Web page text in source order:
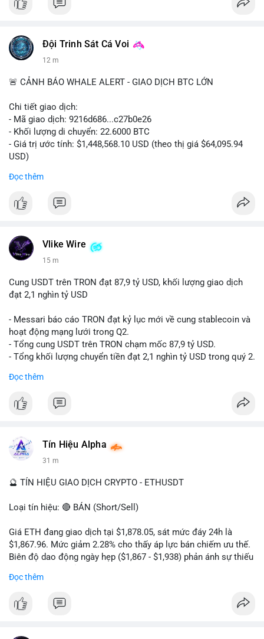
trong xe.
điểm nhé!Đội Trinh Sát Cá Voi
12 m
🚨 CẢNH BÁO WHALE ALERT - GIAO DỊCH BTC LỚN
Chi tiết giao dịch:
- Mã giao dịch: 9216d686...c27b0e26
- Khối lượng di chuyển: 22.6000 BTC
- Giá trị ước tính: $1,448,568.10 USD (theo thị giá $64,095.94
USD)
trong một lần duy nhất, tần suất khớp lệnh nhanh và không có
trung bình, khả năng cao đây là lệnh chuyển lên sàn để chuẩn
bị bán hoặc thực hiện chiến lược thanh khoản ngắn hạn. Dòng
nhà đầu tư nhỏ lẻ thận trọng hơn trong phiên giao dịch châu Á.
trong 24 giờ tới. Nếu xuất hiện thêm nhiều giao dịch tương tự
đổ vào sàn, cần cân nhắc giảm vị thế đòn bẩy. Ngược lại, nếu
dòng tiền này chỉ dừng lại, thị trường có thể sớm ổn định trở
lại.
#22.6BTC
Đọc thêm
Vlike Wire
15 m
Cung USDT trên TRON đạt 87,9 tỷ USD, khối lượng giao dịch
đạt 2,1 nghìn tỷ USD
- Messari báo cáo TRON đạt kỷ lục mới về cung stablecoin và
hoạt động mạng lưới trong Q2.
- Tổng cung USDT trên TRON chạm mốc 87,9 tỷ USD.
- Tổng khối lượng chuyển tiền đạt 2,1 nghìn tỷ USD trong quý 2.
hướng giảm.
#tron #usdt #messari
#vlikevn #titanbot
📰 Nguồn: Cointelegraph
Đọc thêm
Tín Hiệu Alpha
31 m
🔮 TÍN HIỆU GIAO DỊCH CRYPTO - ETHUSDT
Loại tín hiệu: 🔴 BÁN (Short/Sell)
Giá ETH đang giao dịch tại $1,878.05, sát mức đáy 24h là
$1,867.96. Mức giảm 2.28% cho thấy áp lực bán chiếm ưu thế.
Biên độ dao động ngày hẹp ($1,867 - $1,938) phản ánh sự thiếu
dòng tiền đang rút khỏi thị trường, xác nhận xu hướng giảm
Đọc thêm